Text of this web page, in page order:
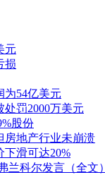
元
损
为54亿美元
罚2000万美元
股份
房地产行业未崩溃
下滑可达20%
兰科尔发言（全文）